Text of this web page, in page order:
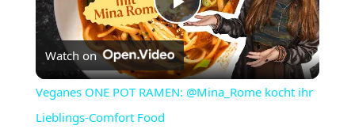
Play
Video
Watch on
Veganes ONE POT RAMEN: @Mina_Rome kocht ihr
Lieblings-Comfort Food